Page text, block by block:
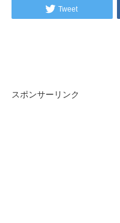
Tweet
スポンサーリンク